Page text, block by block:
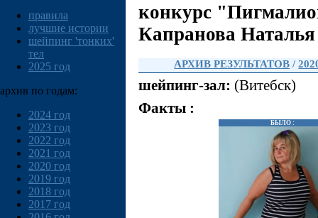
правила
лучшие истории
шейпинг 'тонких'
тел
2025 год
архив по годам:
2024 год
2023 год
2022 год
2021 год
2020 год
2019 год
2018 год
2017 год
конкурс
Капранова Наталья
АРХИВ РЕЗУЛЬТАТОВ /
шейпинг-зал: (Витебск)
Факты :
БЫЛО :